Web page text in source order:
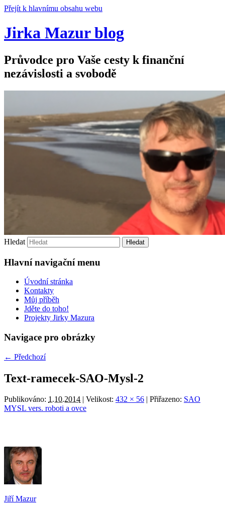
Přejít k hlavnímu obsahu webu
Jirka Mazur blog
Průvodce pro Vaše cesty k finanční
nezávislosti a svobodě
Hledat
Hlavní navigační menu
Úvodní stránka
Kontakty
Můj příběh
Jděte do toho!
Projekty Jirky Mazura
Navigace pro obrázky
← Předchozí
Text-ramecek-SAO-Mysl-2
Publikováno: 1.10.2014 | Velikost: 432 × 56 | Přiřazeno: SAO
MYSL vers. roboti a ovce
Jiří Mazur